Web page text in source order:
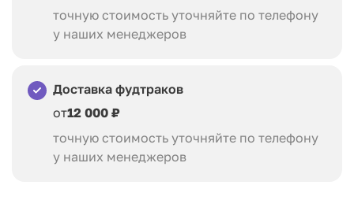
точную стоимость уточняйте по телефону
у наших менеджеров
Доставка фудтраков
от12 000 ₽
точную стоимость уточняйте по телефону
у наших менеджеров